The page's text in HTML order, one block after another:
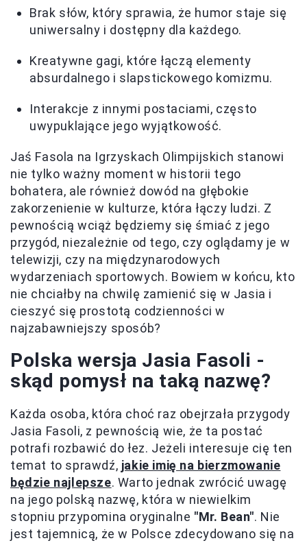
Brak słów, który sprawia, że humor staje się
uniwersalny i dostępny dla każdego.
Kreatywne gagi, które łączą elementy
absurdalnego i slapstickowego komizmu.
Interakcje z innymi postaciami, często
uwypuklające jego wyjątkowość.
Jaś Fasola na Igrzyskach Olimpijskich stanowi
nie tylko ważny moment w historii tego
bohatera, ale również dowód na głębokie
zakorzenienie w kulturze, która łączy ludzi. Z
pewnością wciąż będziemy się śmiać z jego
przygód, niezależnie od tego, czy oglądamy je w
telewizji, czy na międzynarodowych
wydarzeniach sportowych. Bowiem w końcu, kto
nie chciałby na chwilę zamienić się w Jasia i
cieszyć się prostotą codzienności w
najzabawniejszy sposób?
Polska wersja Jasia Fasoli -
skąd pomysł na taką nazwę?
Każda osoba, która choć raz obejrzała przygody
Jasia Fasoli, z pewnością wie, że ta postać
potrafi rozbawić do łez. Jeżeli interesuje cię ten
temat to sprawdź, jakie imię na bierzmowanie
będzie najlepsze. Warto jednak zwrócić uwagę
na jego polską nazwę, która w niewielkim
stopniu przypomina oryginalne "Mr. Bean". Nie
jest tajemnicą, że w Polsce zdecydowano się na